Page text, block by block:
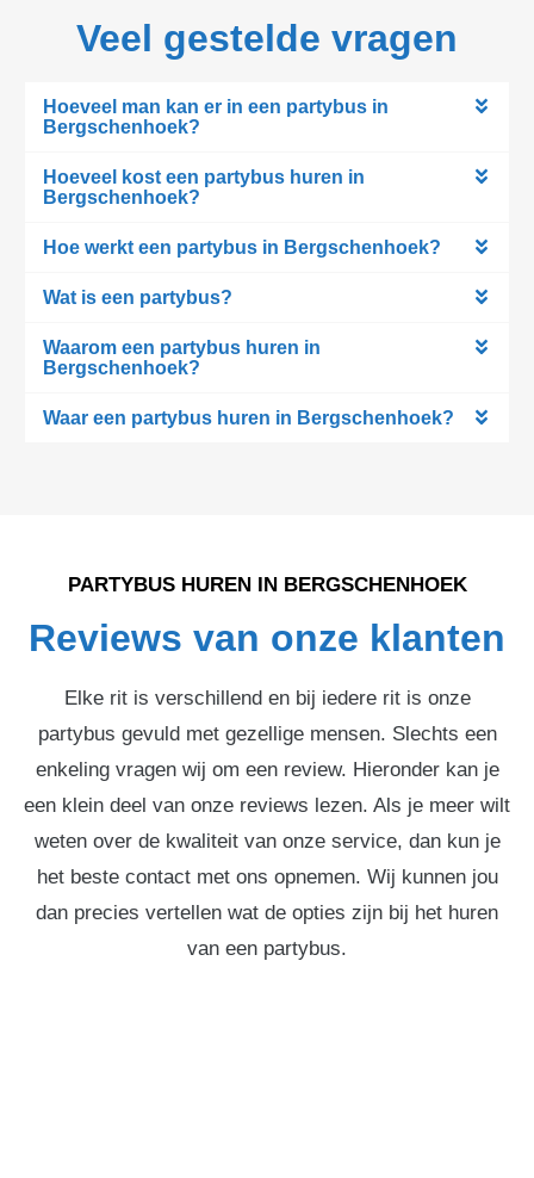
Veel gestelde vragen
Hoeveel man kan er in een partybus in
Bergschenhoek?
Hoeveel kost een partybus huren in
Bergschenhoek?
Hoe werkt een partybus in Bergschenhoek?
Wat is een partybus?
Waarom een partybus huren in
Bergschenhoek?
Waar een partybus huren in Bergschenhoek?
PARTYBUS HUREN IN BERGSCHENHOEK
Reviews van onze klanten
Elke rit is verschillend en bij iedere rit is onze
partybus gevuld met gezellige mensen. Slechts een
enkeling vragen wij om een review. Hieronder kan je
een klein deel van onze reviews lezen. Als je meer wilt
weten over de kwaliteit van onze service, dan kun je
het beste contact met ons opnemen. Wij kunnen jou
dan precies vertellen wat de opties zijn bij het huren
van een partybus.